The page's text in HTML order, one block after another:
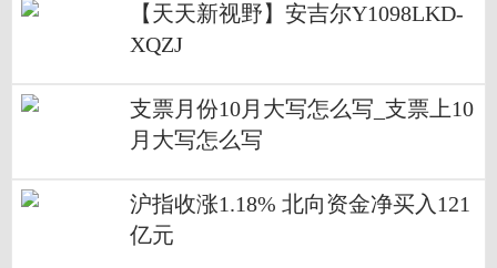
【天天新视野】安吉尔Y1098LKD-
XQZJ
支票月份10月大写怎么写_支票上10
月大写怎么写
沪指收涨1.18% 北向资金净买入121
亿元